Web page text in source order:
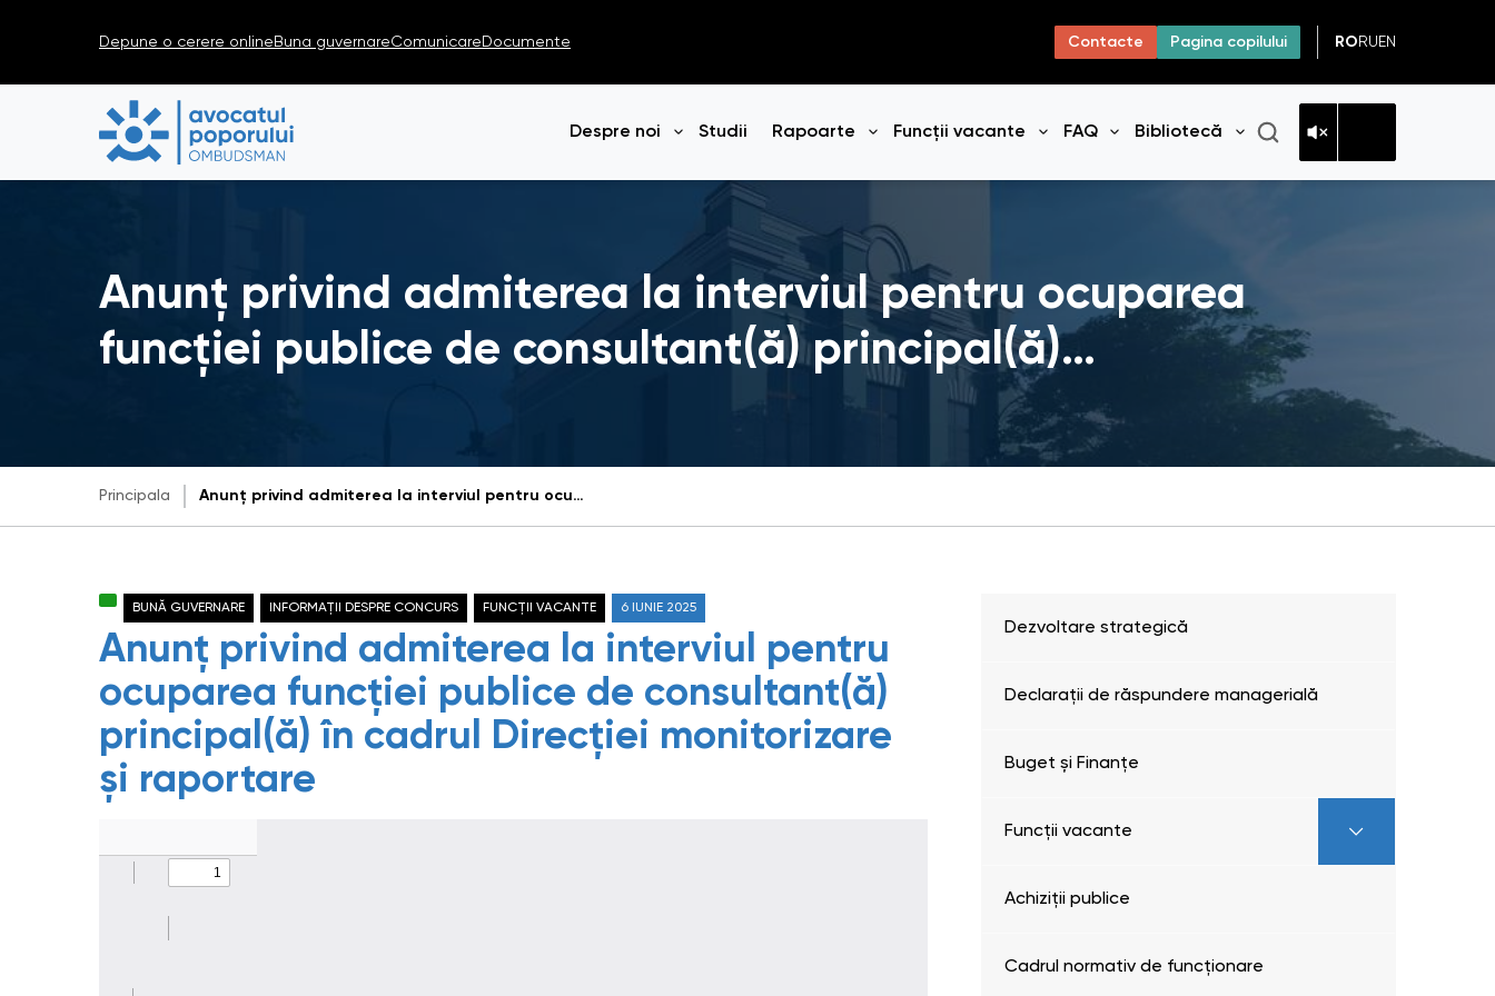
Depune o cerere online Buna guvernareComunicare Documente Contacte Pagina copilului RO RU EN
Despre noi
Deschide meniul
Studii Rapoarte
Deschide meniul
Funcții vacante FAQ
Deschide meniul
Bibliotecă
Deschide meniul
Anunț privind admiterea la interviul pentru ocuparea
funcției publice de consultant(ă) principal(ă)…
Principala Anunț privind admiterea la interviul pentru ocuparea funcției publice de consultant(ă) principal(ă) în cadrul Direcției monitorizare și raportare
BUNĂ GUVERNARE INFORMAȚII DESPRE CONCURS FUNCȚII VACANTE 6 IUNIE 2025
Anunț privind admiterea la interviul pentru
ocuparea funcției publice de consultant(ă)
principal(ă) în cadrul Direcției monitorizare
și raportare
Dezvoltare strategică
Declarații de răspundere managerială
Buget și Finanțe
Funcții vacante
Achiziții publice
Cadrul normativ de funcționare